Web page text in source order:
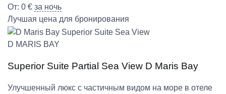
От: 0 € за ночь
Лучшая цена для бронирования
D MARIS BAY
Superior Suite Partial Sea View D Maris Bay
Улучшенный люкс с частичным видом на море в отеле